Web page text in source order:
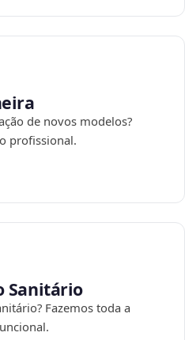
de novos modelos?
profissional.
Sanitário
Fazemos toda a